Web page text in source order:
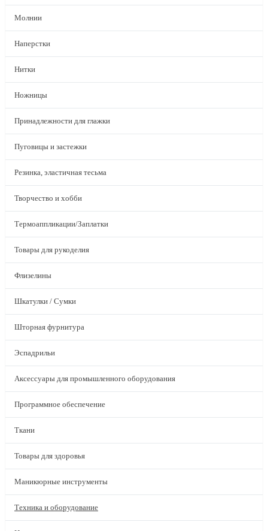
Молнии
Наперстки
Нитки
Ножницы
Принадлежности для глажки
Пуговицы и застежки
Резинка, эластичная тесьма
Творчество и хобби
Термоаппликации/Заплатки
Товары для рукоделия
Флизелины
Шкатулки / Сумки
Шторная фурнитура
Эспадрильи
Аксессуары для промышленного оборудования
Программное обеспечение
Ткани
Товары для здоровья
Маникюрные инструменты
Техника и оборудование